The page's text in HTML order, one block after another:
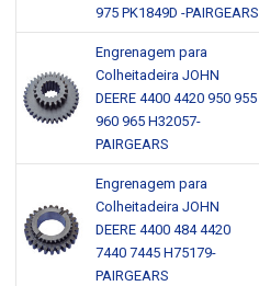
975 PK1849D -PAIRGEARS
Engrenagem para
Colheitadeira JOHN
DEERE 4400 4420 950 955
960 965 H32057-
PAIRGEARS
Engrenagem para
Colheitadeira JOHN
DEERE 4400 484 4420
7440 7445 H75179-
PAIRGEARS